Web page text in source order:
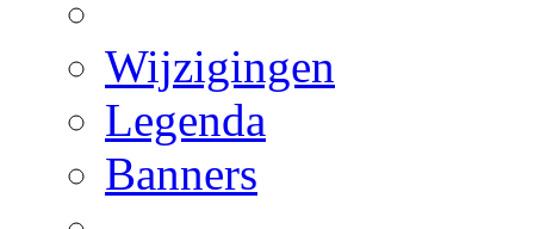
Wijzigingen
Legenda
Banners